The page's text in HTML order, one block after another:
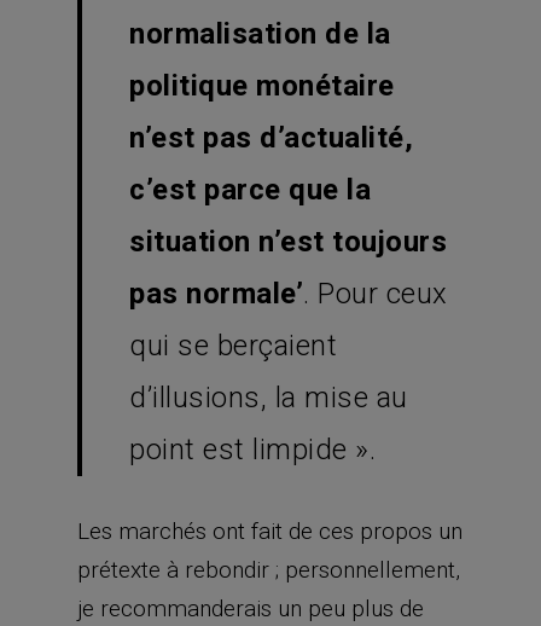
normalisation de la
politique monétaire
n’est pas d’actualité,
c’est parce que la
situation n’est toujours
pas normale’. Pour ceux
qui se berçaient
d’illusions, la mise au
point est limpide ».
Les marchés ont fait de ces propos un
prétexte à rebondir ; personnellement,
je recommanderais un peu plus de